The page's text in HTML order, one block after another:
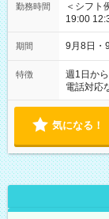
勤務時間
＜シフト
19:00 12:30～22:00 上記の時
時間は変
期間 9月8日・
特徴 週1日か
電話対応
気になる！